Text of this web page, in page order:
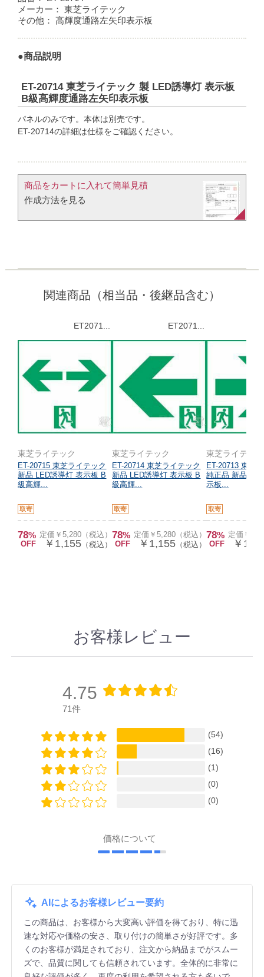
メーカー：
東芝ライテック
その他：
高輝度通路左矢印表示板
●商品説明
ET-20714 東芝ライテック 製 LED誘導灯 表示板
B級高輝度通路左矢印表示板
パネルのみです。本体は別売です。
ET-20714の詳細は仕様をご確認ください。
商品をカートに入れて簡単見積​
作成方法を見る​​
関連商品（相当品・後継品含む）
ET2071...
東芝ライテック
ET-20715 東芝ライテック
新品 LED誘導灯 表示板 B
級高輝...
取寄
78%
OFF
定価￥5,280（税込）
￥1,155 （税込）
ET2071...
東芝ライテック
ET-20714 東芝ライテック
新品 LED誘導灯 表示板 B
級高輝...
取寄
78%
OFF
定価￥5,280（税込）
￥1,155 （税込）
東芝ライテック
ET-20713 東芝
純正品 新品
示板...
取寄
78%
OFF
定価￥
￥
お客様レビュー
4.75
71件
(54)
(16)
(1)
(0)
(0)
価格について
AIによるお客様レビュー要約
この商品は、お客様から大変高い評価を得ており、特に迅
速な対応や価格の安さ、取り付けの簡単さが好評です。多
くのお客様が満足されており、注文から納品までがスムー
ズで、品質に関しても信頼されています。全体的に非常に